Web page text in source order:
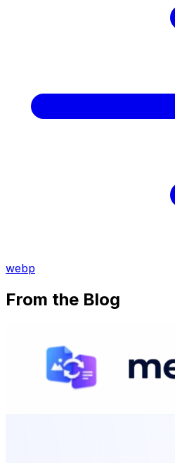
webp
From the Blog